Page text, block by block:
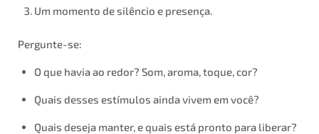
Um momento de silêncio e presença.
Pergunte-se:
O que havia ao redor? Som, aroma, toque, cor?
Quais desses estímulos ainda vivem em você?
Quais deseja manter, e quais está pronto para liberar?